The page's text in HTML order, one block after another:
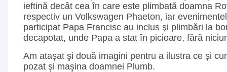
ieftină decât cea în care este plimbată doamna
respectiv un Volkswagen Phaeton, iar
participat Papa Francisc au inclus şi plimbări la
decapotat, unde Papa a stat în picioare, fără
Am ataşat şi două imagini pentru a ilustra ce şi
pozat şi maşina doamnei Plumb.